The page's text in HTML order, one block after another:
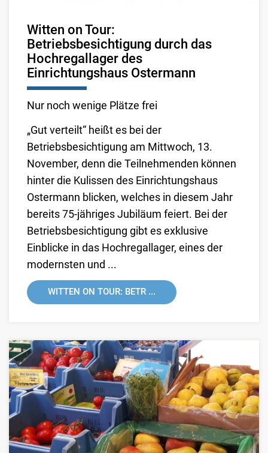
Witten on Tour:
Betriebsbesichtigung durch das
Hochregallager des
Einrichtungshaus Ostermann
Nur noch wenige Plätze frei
„Gut verteilt“ heißt es bei der
Betriebsbesichtigung am Mittwoch, 13.
November, denn die Teilnehmenden können
hinter die Kulissen des Einrichtungshaus
Ostermann blicken, welches in diesem Jahr
bereits 75-jähriges Jubiläum feiert. Bei der
Betriebsbesichtigung gibt es exklusive
Einblicke in das Hochregallager, eines der
modernsten und ...
WITTEN ON TOUR: BETR ...